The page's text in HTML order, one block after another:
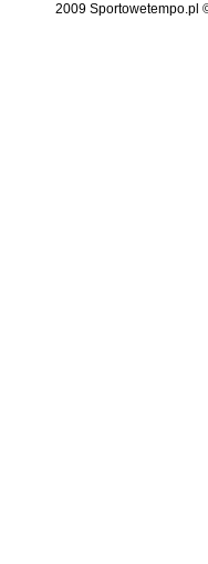
2009 Sportowetempo.pl